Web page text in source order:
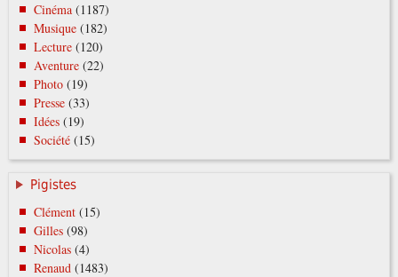
Cinéma (1187)
Musique (182)
Lecture (120)
Aventure (22)
Photo (19)
Presse (33)
Idées (19)
Société (15)
Pigistes
Clément(15)
Gilles(98)
Nicolas(4)
Renaud (1483)